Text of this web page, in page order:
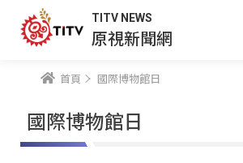
TITV NEWS
原視新聞網
首頁 國際博物館日
國際博物館日